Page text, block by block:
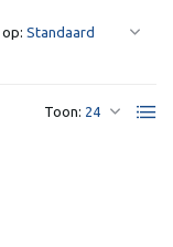
Toon: